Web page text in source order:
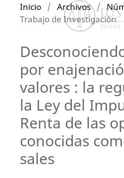
Inicio / Archivos /
Trabajo de Investigación
por
valores : la
la Ley del
Renta de las
conocidas
sales